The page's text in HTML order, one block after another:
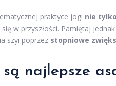
praktyce jogi nie
w przyszłości. Pamiętaj
szyi poprzez stopniowe
są najlepsze